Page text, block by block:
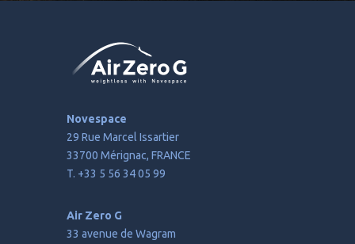
Novespace
29 Rue Marcel Issartier
33700 Mérignac, FRANCE
T. +33 5 56 34 05 99
Air Zero G
33 avenue de Wagram